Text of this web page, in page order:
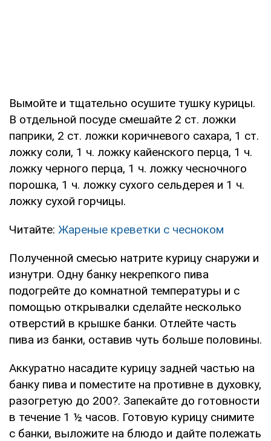
Вымойте и тщательно осушите тушку курицы.
В отдельной посуде смешайте 2 ст. ложки
паприки, 2 ст. ложки коричневого сахара, 1 ст.
ложку соли, 1 ч. ложку кайенского перца, 1 ч.
ложку черного перца, 1 ч. ложку чесночного
порошка, 1 ч. ложку сухого сельдерея и 1 ч.
ложку сухой горчицы.
Читайте: Жареные креветки с чесноком
Полученной смесью натрите курицу снаружи и
изнутри. Одну банку некрепкого пива
подогрейте до комнатной температуры и с
помощью открывалки сделайте несколько
отверстий в крышке банки. Отлейте часть
пива из банки, оставив чуть больше половины.
Аккуратно насадите курицу задней частью на
банку пива и поместите на противне в духовку,
разогретую до 200?. Запекайте до готовности
в течение 1 ½ часов. Готовую курицу снимите
с банки, выложите на блюдо и дайте полежать